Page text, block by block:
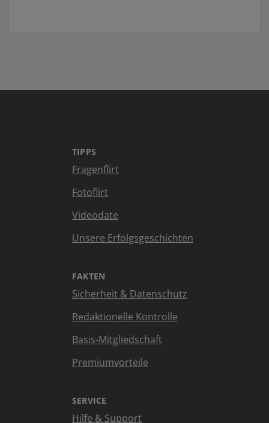
TIPPS
Fragenflirt
Fotoflirt
Videodate
Unsere Erfolgsgeschichten
FAKTEN
Sicherheit & Datenschutz
Redaktionelle Kontrolle
Basis-Mitgliedschaft
Premiumvorteile
SERVICE
Hilfe & Support